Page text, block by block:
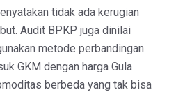
tidak ada kerugian
Audit BPKP juga dinilai
metode perbandingan
GKM dengan harga Gula
berbeda yang tak bisa